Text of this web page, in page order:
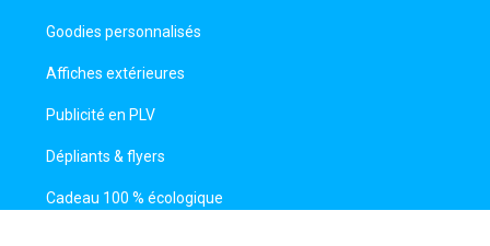
Goodies personnalisés
Affiches extérieures
Publicité en PLV
Dépliants & flyers
Cadeau 100 % écologique